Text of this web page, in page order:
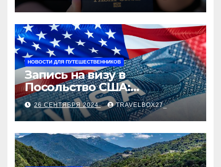
НОВОСТИ ДЛЯ ПУТЕШЕСТВЕННИКОВ
Запись на визу в
Посольство США:
Пошаговое руководство
26 СЕНТЯБРЯ 2024 TRAVELBOX27_